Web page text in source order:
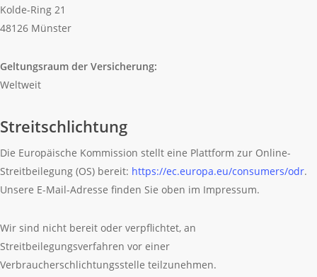
Kolde-Ring 21
48126 Münster
Geltungsraum der Versicherung:
Weltweit
Streitschlichtung
Die Europäische Kommission stellt eine Plattform zur Online-
Streitbeilegung (OS) bereit: https://ec.europa.eu/consumers/odr.
Unsere E-Mail-Adresse finden Sie oben im Impressum.
Wir sind nicht bereit oder verpflichtet, an
Streitbeilegungsverfahren vor einer
Verbraucherschlichtungsstelle teilzunehmen.